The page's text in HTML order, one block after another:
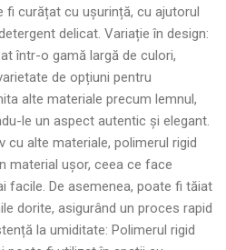
curățat cu ușurință, cu ajutorul
delicat. Variație în design:
într-o gamă largă de culori,
de opțiuni pentru
alte materiale precum lemnul,
le un aspect autentic și elegant.
cu alte materiale, polimerul rigid
material ușor, ceea ce face
facile. De asemenea, poate fi tăiat
dorite, asigurând un proces rapid
la umiditate: Polimerul rigid